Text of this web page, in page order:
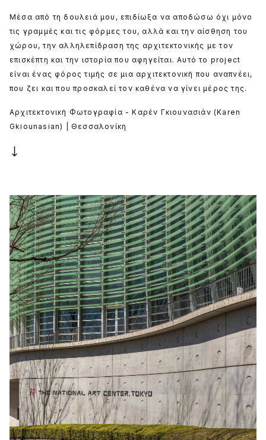
Μέσα από τη δουλειά μου, επιδίωξα να αποδώσω όχι μόνο
τις γραμμές και τις φόρμες του, αλλά και την αίσθηση του
χώρου, την αλληλεπίδραση της αρχιτεκτονικής με τον
επισκέπτη και την ιστορία που αφηγείται. Αυτό το project
είναι ένας φόρος τιμής σε μια αρχιτεκτονική που αναπνέει,
που ζει και που προσκαλεί τον καθένα να γίνει μέρος της.
Αρχιτεκτονική Φωτογραφία - Καρέν Γκιουνασιάν (Karen
Gkiounasian) | Θεσσαλονίκη